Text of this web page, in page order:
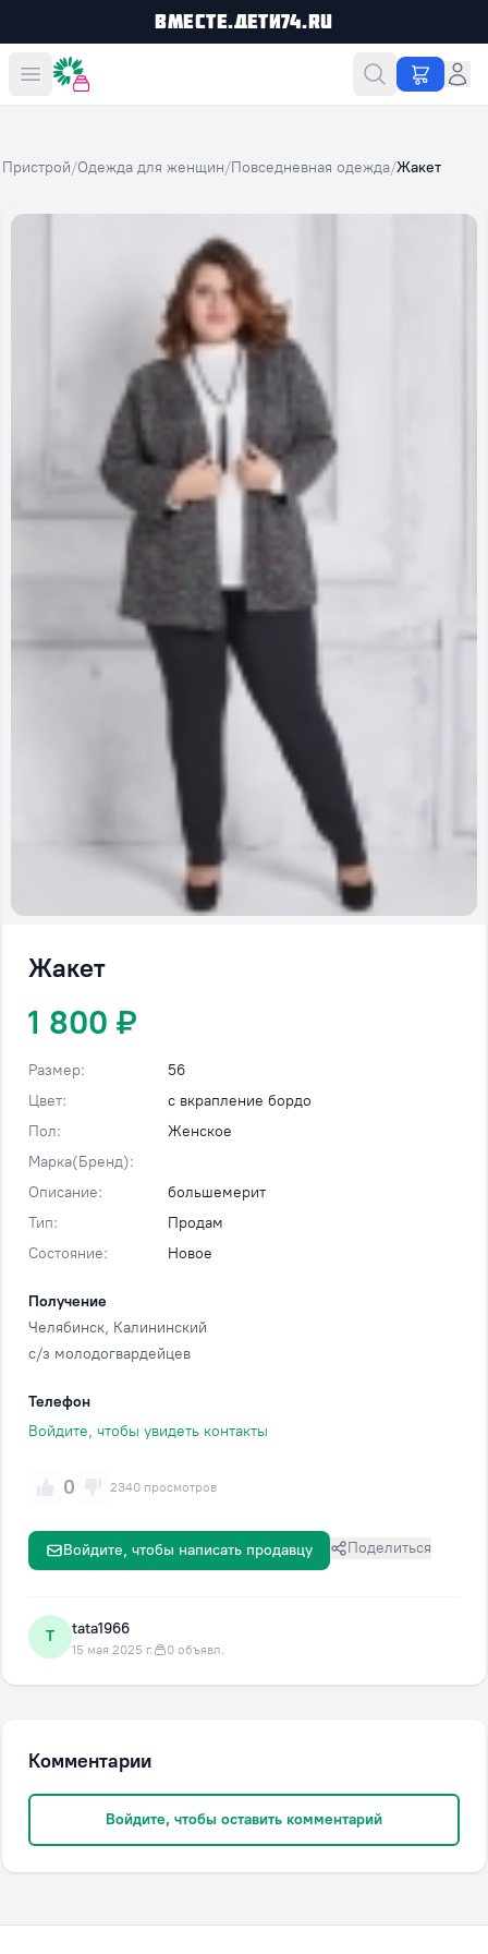
Вместе.Дети74.ru
Вместе дешевле
Пристрой/Одежда для женщин/Повседневная одежда/Жакет
Жакет
1 800 ₽
Размер:
56
Цвет:
с вкрапление бордо
Пол:
Женское
Марка(Бренд):
Описание:
большемерит
Тип:
Продам
Состояние:
Новое
Получение
Челябинск, Калининский
с/з молодогвардейцев
Телефон
Войдите, чтобы увидеть контакты
0 2340 просмотров
Поделиться
Войдите, чтобы написать продавцу
T tata1966
15 мая 2025 г. 0 объявл.
Комментарии
Войдите, чтобы оставить комментарий